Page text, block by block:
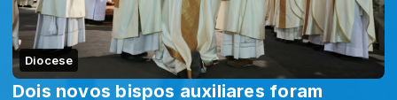
Diocese
Dois novos bispos auxiliares foram